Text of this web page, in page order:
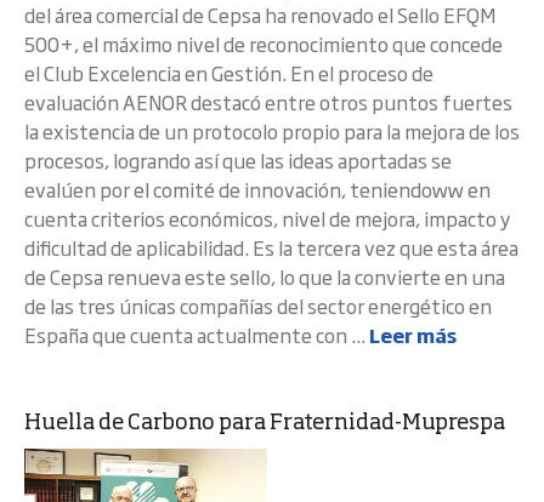
del área comercial de Cepsa ha renovado el Sello EFQM
500+, el máximo nivel de reconocimiento que concede
el Club Excelencia en Gestión. En el proceso de
evaluación AENOR destacó entre otros puntos fuertes
la existencia de un protocolo propio para la mejora de los
procesos, logrando así que las ideas aportadas se
evalúen por el comité de innovación, teniendoww en
cuenta criterios económicos, nivel de mejora, impacto y
dificultad de aplicabilidad. Es la tercera vez que esta área
de Cepsa renueva este sello, lo que la convierte en una
de las tres únicas compañías del sector energético en
España que cuenta actualmente con ... Leer más
Huella de Carbono para Fraternidad-Muprespa